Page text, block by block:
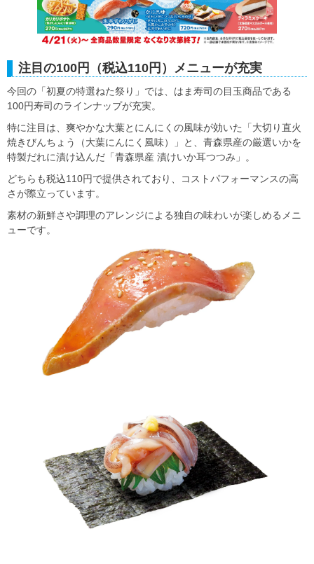
注目の100円（税込110円）メニューが充実
今回の「初夏の特選ねた祭り」では、はま寿司の目玉商品である
100円寿司のラインナップが充実。
特に注目は、爽やかな大葉とにんにくの風味が効いた「大切り直火
焼きびんちょう（大葉にんにく風味）」と、青森県産の厳選いかを
特製だれに漬け込んだ「青森県産 漬けいか耳つつみ」。
どちらも税込110円で提供されており、コストパフォーマンスの高
さが際立っています。
素材の新鮮さや調理のアレンジによる独自の味わいが楽しめるメニ
ューです。